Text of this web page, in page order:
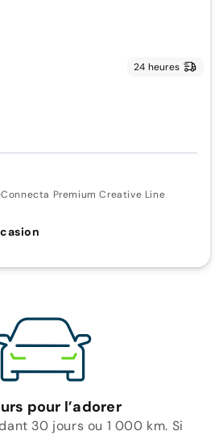
24 heures
Premium Creative Line
pour l’adorer
30 jours ou 1 000 km. Si